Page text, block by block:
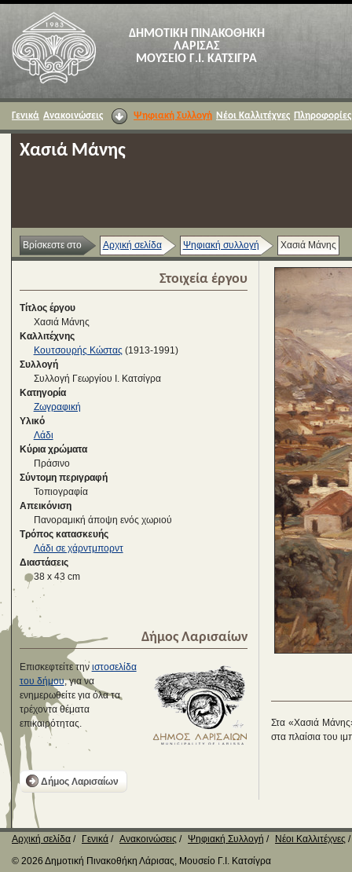
ΔΗΜΟΤΙΚΗ ΠΙΝΑΚΟΘΗΚΗ
ΛΑΡΙΣΑΣ
ΜΟΥΣΕΙΟ Γ.Ι. ΚΑΤΣΙΓΡΑ
Γενικά Ανακοινώσεις Ψηφιακή Συλλογή Νέοι Καλλιτέχνες Πληροφορίες
Χασιά Μάνης
Βρίσκεστε στο Αρχική σελίδα Ψηφιακή συλλογή Χασιά Μάνης
Στοιχεία έργου
Τίτλος έργου
Χασιά Μάνης
Καλλιτέχνης
Κουτσουρής Κώστας (1913-1991)
Συλλογή
Συλλογή Γεωργίου Ι. Κατσίγρα
Κατηγορία
Ζωγραφική
Υλικό
Λάδι
Κύρια χρώματα
Πράσινο
Σύντομη περιγραφή
Τοπιογραφία
Απεικόνιση
Πανοραμική άποψη ενός χωριού
Τρόπος κατασκευής
Λάδι σε χάρντμπορντ
Διαστάσεις
38 x 43 cm
Δήμος Λαρισαίων
Επισκεφτείτε την ιστοσελίδα
του δήμου, για να
ενημερωθείτε για όλα τα
τρέχοντα θέματα
επικαιρότητας.
Δήμος Λαρισαίων
Στα «Χασιά
στα πλαίσια του
Αρχική σελίδα Γενικά Ανακοινώσεις Ψηφιακή Συλλογή
Νέοι Καλλιτέχνες
© 2026 Δημοτική Πινακοθήκη Λάρισας, Μουσείο Γ.Ι. Κατσίγρα